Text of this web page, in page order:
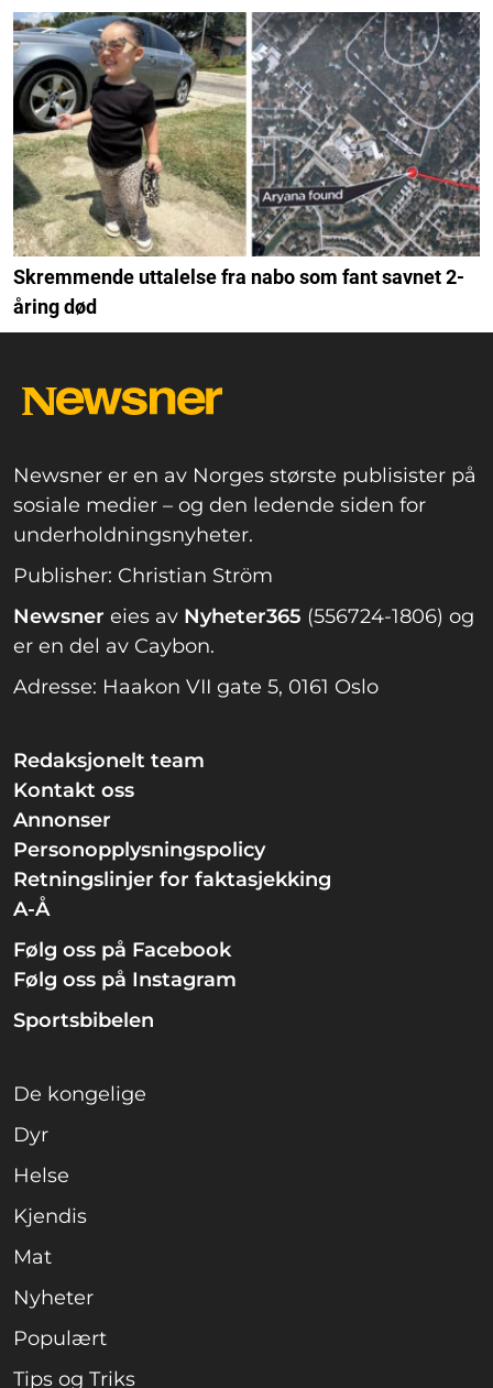
Skremmende uttalelse fra nabo som fant savnet 2-
åring død
Newsner er en av Norges største publisister på
sosiale medier – og den ledende siden for
underholdningsnyheter.
Publisher: Christian Ström
Newsner eies av Nyheter365 (556724-1806) og
er en del av Caybon.
Adresse: Haakon VII gate 5, 0161 Oslo
Redaksjonelt team
Kontakt oss
Annonser
Personopplysningspolicy
Retningslinjer for faktasjekking
A-Å
Følg oss på Facebook
Følg oss på Instagram
Sportsbibelen
De kongelige
Dyr
Helse
Kjendis
Mat
Nyheter
Populært
Tips og Triks